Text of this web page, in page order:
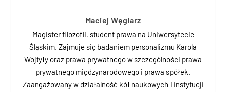
Maciej Węglarz
Magister filozofii, student prawa na Uniwersytecie
Śląskim. Zajmuje się badaniem personalizmu Karola
Wojtyły oraz prawa prywatnego w szczególności prawa
prywatnego międzynarodowego i prawa spółek.
Zaangażowany w działalność kół naukowych i instytucji